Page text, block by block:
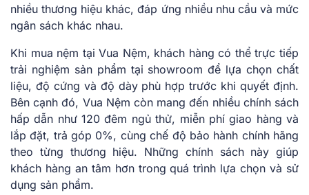
nhiều thương hiệu khác, đáp ứng nhiều nhu cầu và mức
ngân sách khác nhau.
Khi mua nệm tại Vua Nệm, khách hàng có thể trực tiếp
trải nghiệm sản phẩm tại showroom để lựa chọn chất
liệu, độ cứng và độ dày phù hợp trước khi quyết định.
Bên cạnh đó, Vua Nệm còn mang đến nhiều chính sách
hấp dẫn như 120 đêm ngủ thử, miễn phí giao hàng và
lắp đặt, trả góp 0%, cùng chế độ bảo hành chính hãng
theo từng thương hiệu. Những chính sách này giúp
khách hàng an tâm hơn trong quá trình lựa chọn và sử
dụng sản phẩm.